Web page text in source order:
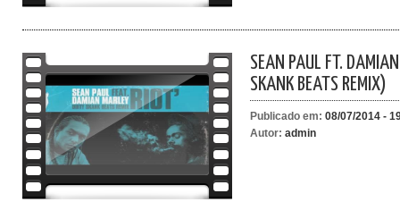
SEAN PAUL FT.
SKANK BEATS REMIX)
Publicado em: 08/07/2014 -
Autor: admin